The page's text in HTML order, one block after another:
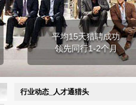
平均15天猎聘成功
领先同行1-2个月
行业动态_人才通猎头